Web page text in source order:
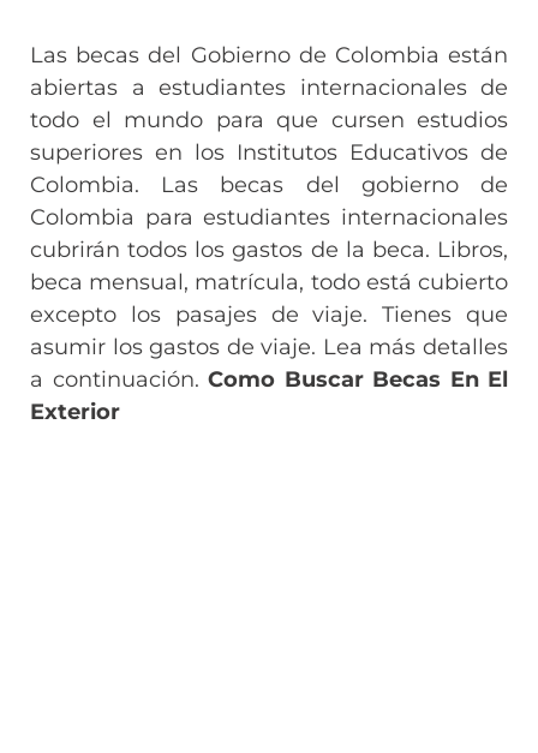
Las becas del Gobierno de Colombia están
abiertas a estudiantes internacionales de
todo el mundo para que cursen estudios
superiores en los Institutos Educativos de
Colombia. Las becas del gobierno de
Colombia para estudiantes internacionales
cubrirán todos los gastos de la beca. Libros,
beca mensual, matrícula, todo está cubierto
excepto los pasajes de viaje. Tienes que
asumir los gastos de viaje. Lea más detalles
a continuación. Como Buscar Becas En El
Exterior